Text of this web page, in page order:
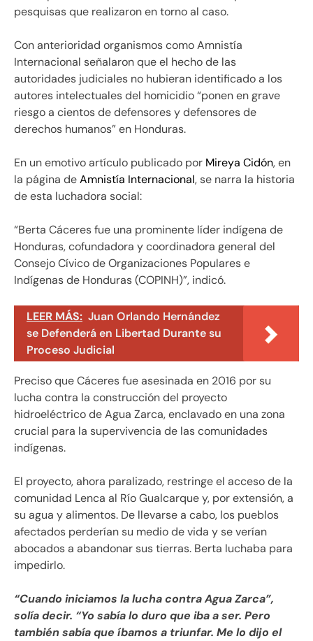
pesquisas que realizaron en torno al caso.
Con anterioridad organismos como Amnistía
Internacional señalaron que el hecho de las
autoridades judiciales no hubieran identificado a los
autores intelectuales del homicidio “ponen en grave
riesgo a cientos de defensores y defensores de
derechos humanos” en Honduras.
En un emotivo artículo publicado por Mireya Cidón, en
la página deAmnistía Internacional, se narra la historia
de esta luchadora social:
“Berta Cáceres fue una prominente líder indígena de
Honduras, cofundadora y coordinadora general del
Consejo Cívico de Organizaciones Populares e
Indígenas de Honduras (COPINH)”, indicó.
LEER MÁS: Juan Orlando Hernández
se Defenderá en Libertad Durante su
Proceso Judicial
Preciso que Cáceres fue asesinada en 2016 por su
lucha contra la construcción del proyecto
hidroeléctrico de Agua Zarca, enclavado en una zona
crucial para la supervivencia de las comunidades
indígenas.
El proyecto, ahora paralizado, restringe el acceso de la
comunidad Lenca al Río Gualcarque y, por extensión, a
su agua y alimentos. De llevarse a cabo, los pueblos
afectados perderían su medio de vida y se verían
abocados a abandonar sus tierras. Berta luchaba para
impedirlo.
“Cuando iniciamos la lucha contra Agua Zarca”,
solía decir. “Yo sabía lo duro que iba a ser. Pero
también sabía que íbamos a triunfar. Me lo dijo el